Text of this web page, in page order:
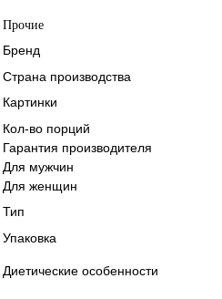
Прочие
Бренд
Страна производства
Картинки
Кол-во порций
Гарантия производителя
Для мужчин
Для женщин
Тип
Упаковка
Диетические особенности